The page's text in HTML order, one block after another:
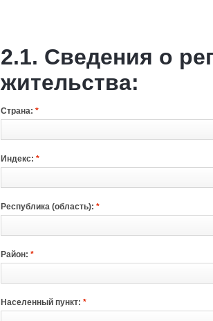
2.1. Сведения о
жительства:
Страна: *
Индекс: *
Республика (область): *
Район: *
Населенный пункт: *